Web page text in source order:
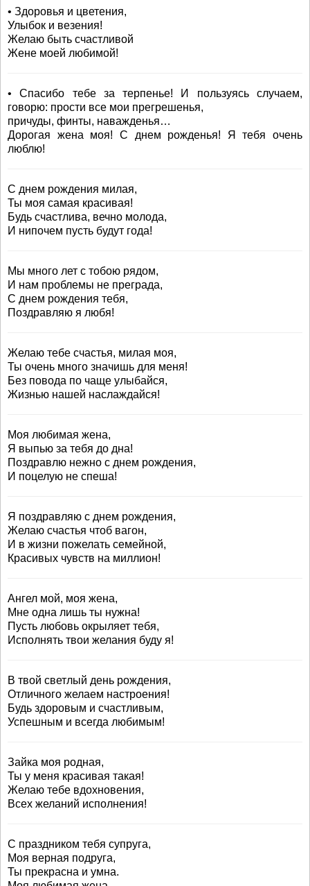
• Здоровья и цветения,
Улыбок и везения!
Желаю быть счастливой
Жене моей любимой!
• Спасибо тебе за терпенье! И пользуясь случаем,
говорю: прости все мои прегрешенья,
причуды, финты, наважденья…
Дорогая жена моя! С днем рожденья! Я тебя очень
люблю!
С днем рождения милая,
Ты моя самая красивая!
Будь счастлива, вечно молода,
И нипочем пусть будут года!
Мы много лет с тобою рядом,
И нам проблемы не преграда,
С днем рождения тебя,
Поздравляю я любя!
Желаю тебе счастья, милая моя,
Ты очень много значишь для меня!
Без повода по чаще улыбайся,
Жизнью нашей наслаждайся!
Моя любимая жена,
Я выпью за тебя до дна!
Поздравлю нежно с днем рождения,
И поцелую не спеша!
Я поздравляю с днем рождения,
Желаю счастья чтоб вагон,
И в жизни пожелать семейной,
Красивых чувств на миллион!
Ангел мой, моя жена,
Мне одна лишь ты нужна!
Пусть любовь окрыляет тебя,
Исполнять твои желания буду я!
В твой светлый день рождения,
Отличного желаем настроения!
Будь здоровым и счастливым,
Успешным и всегда любимым!
Зайка моя родная,
Ты у меня красивая такая!
Желаю тебе вдохновения,
Всех желаний исполнения!
С праздником тебя супруга,
Моя верная подруга,
Ты прекрасна и умна.